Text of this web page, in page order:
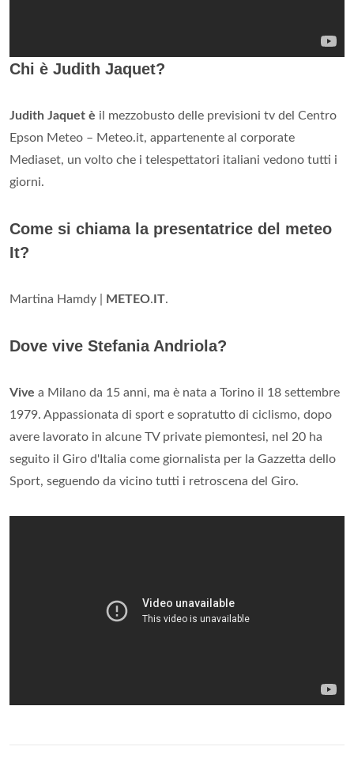
Chi è Judith Jaquet?
Judith Jaquet è il mezzobusto delle previsioni tv del Centro
Epson Meteo – Meteo.it, appartenente al corporate
Mediaset, un volto che i telespettatori italiani vedono tutti i
giorni.
Come si chiama la presentatrice del meteo
It?
Martina Hamdy | METEO.IT.
Dove vive Stefania Andriola?
Vive a Milano da 15 anni, ma è nata a Torino il 18 settembre
1979. Appassionata di sport e sopratutto di ciclismo, dopo
avere lavorato in alcune TV private piemontesi, nel 20 ha
seguito il Giro d'Italia come giornalista per la Gazzetta dello
Sport, seguendo da vicino tutti i retroscena del Giro.